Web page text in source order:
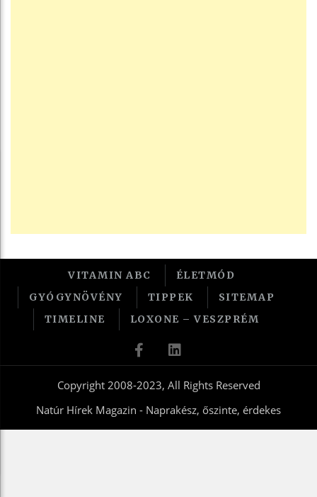
VITAMIN ABC
ÉLETMÓD
GYÓGYNÖVÉNY
TIPPEK
SITEMAP
TIMELINE
LOXONE – VESZPRÉM
Copyright 2008-2023, All Rights Reserved
Natúr Hírek Magazin - Naprakész, őszinte, érdekes